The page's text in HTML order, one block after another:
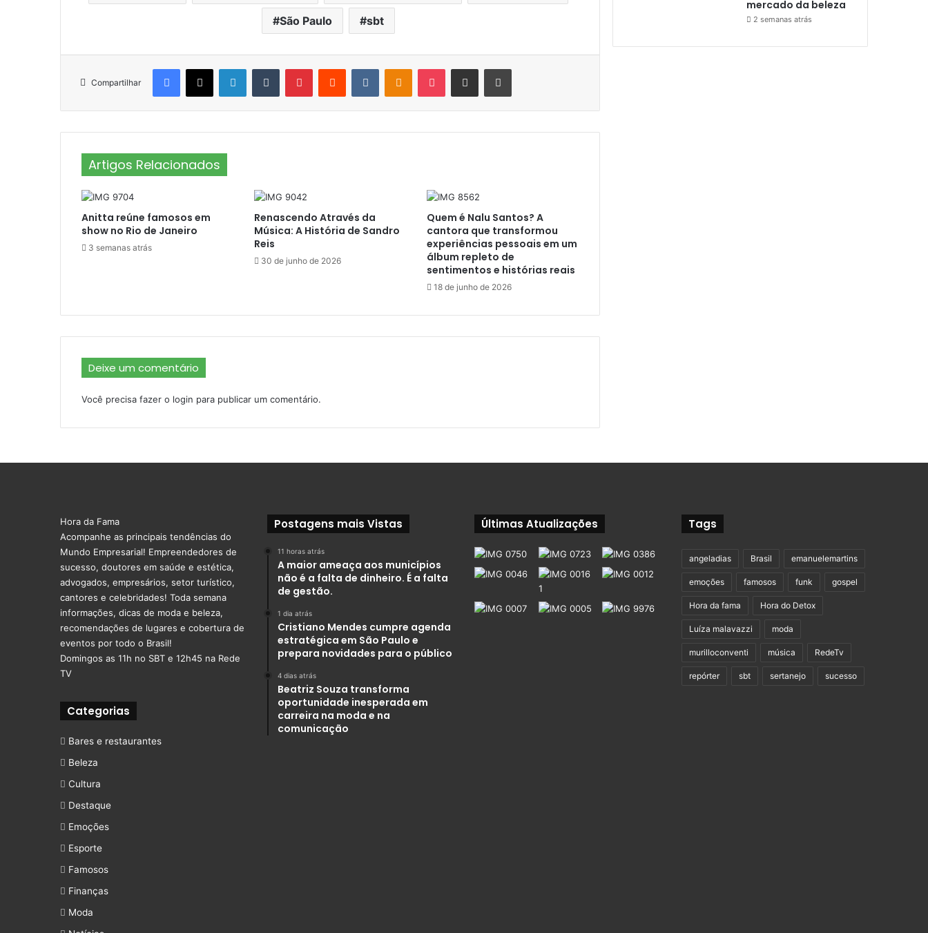
São Paulo sbt
Compartilhar
Facebook
X LinkedinTumblr PinterestReddit VK OK Pocket Compartilhar por e-mail Imprimir
Artigos Relacionados
Anitta reúne famosos em
show no Rio de Janeiro
3 semanas atrás
Renascendo Através da
Música: A História de Sandro
Reis
30 de junho de 2026
Quem é Nalu Santos? A
cantora que transformou
experiências pessoais em um
álbum repleto de
sentimentos e histórias reais
18 de junho de 2026
Deixe um comentário
Você precisa fazer o login para publicar um comentário.
mercado da beleza
2 semanas atrás
Hora da Fama
Acompanhe as principais tendências do
Mundo Empresarial! Empreendedores de
sucesso, doutores em saúde e estética,
advogados, empresários, setor turístico,
cantores e celebridades! Toda semana
informações, dicas de moda e beleza,
recomendações de lugares e cobertura de
eventos por todo o Brasil!
Domingos as 11h no SBT e 12h45 na Rede
TV
Categorias
Bares e restaurantes
Beleza
Cultura
Destaque
Emoções
Esporte
Famosos
Finanças
Moda
Postagens mais Vistas
11 horas atrás
A maior ameaça aos municípios
não é a falta de dinheiro. É a falta
de gestão.
1 dia atrás
Cristiano Mendes cumpre agenda
estratégica em São Paulo e
prepara novidades para o público
4 dias atrás
Beatriz Souza transforma
oportunidade inesperada em
carreira na moda e na
comunicação
Últimas Atualizações Tags
angeladias Brasil emanuelemartins
emoções famosos funk gospel
Hora da fama Hora do Detox
Luíza malavazzi moda
murilloconventi música RedeTv
repórter sbt sertanejo sucesso